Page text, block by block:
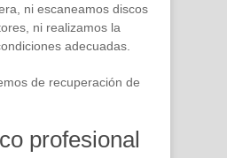
ni escaneamos discos
ni realizamos la
adecuadas.
de recuperación de
profesional